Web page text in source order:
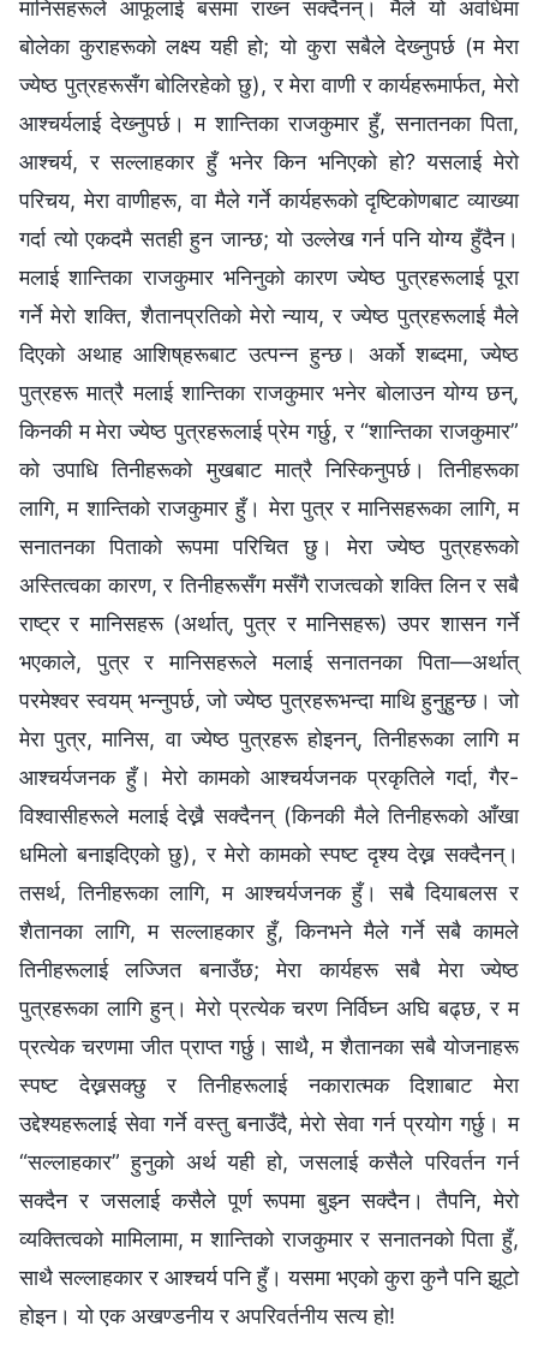
मानिसहरूले आफूलाई बसमा राख्‍न सक्दैनन्। मैले यो अवधिमा
बोलेका कुराहरूको लक्ष्य यही हो; यो कुरा सबैले देख्‍नुपर्छ (म मेरा
ज्येष्ठ पुत्रहरूसँग बोलिरहेको छु), र मेरा वाणी र कार्यहरूमार्फत, मेरो
आश्‍चर्यलाई देख्‍नुपर्छ। म शान्तिका राजकुमार हुँ, सनातनका पिता,
आश्‍चर्य, र सल्लाहकार हुँ भनेर किन भनिएको हो? यसलाई मेरो
परिचय, मेरा वाणीहरू, वा मैले गर्ने कार्यहरूको दृष्टिकोणबाट व्याख्या
गर्दा त्यो एकदमै सतही हुन जान्छ; यो उल्लेख गर्न पनि योग्य हुँदैन।
मलाई शान्तिका राजकुमार भनिनुको कारण ज्येष्ठ पुत्रहरूलाई पूरा
गर्ने मेरो शक्ति, शैतानप्रतिको मेरो न्याय, र ज्येष्ठ पुत्रहरूलाई मैले
दिएको अथाह आशिष्‌हरूबाट उत्पन्न हुन्छ। अर्को शब्दमा, ज्येष्ठ
पुत्रहरू मात्रै मलाई शान्तिका राजकुमार भनेर बोलाउन योग्य छन्,
किनकी म मेरा ज्येष्ठ पुत्रहरूलाई प्रेम गर्छु, र “शान्तिका राजकुमार”
को उपाधि तिनीहरूको मुखबाट मात्रै निस्किनुपर्छ। तिनीहरूका
लागि, म शान्तिको राजकुमार हुँ। मेरा पुत्र र मानिसहरूका लागि, म
सनातनका पिताको रूपमा परिचित छु। मेरा ज्येष्ठ पुत्रहरूको
अस्तित्वका कारण, र तिनीहरूसँग मसँगै राजत्वको शक्ति लिन र सबै
राष्ट्र र मानिसहरू (अर्थात्, पुत्र र मानिसहरू) उपर शासन गर्ने
भएकाले, पुत्र र मानिसहरूले मलाई सनातनका पिता—अर्थात्
परमेश्‍वर स्वयम् भन्नुपर्छ, जो ज्येष्ठ पुत्रहरूभन्दा माथि हुनुहुन्छ। जो
मेरा पुत्र, मानिस, वा ज्येष्ठ पुत्रहरू होइनन्, तिनीहरूका लागि म
आश्‍चर्यजनक हुँ। मेरो कामको आश्‍चर्यजनक प्रकृतिले गर्दा, गैर-
विश्‍वासीहरूले मलाई देख्नै सक्दैनन् (किनकी मैले तिनीहरूको आँखा
धमिलो बनाइदिएको छु), र मेरो कामको स्पष्ट दृश्य देख्न सक्दैनन्।
तसर्थ, तिनीहरूका लागि, म आश्‍चर्यजनक हुँ। सबै दियाबलस र
शैतानका लागि, म सल्लाहकार हुँ, किनभने मैले गर्ने सबै कामले
तिनीहरूलाई लज्जित बनाउँछ; मेरा कार्यहरू सबै मेरा ज्येष्ठ
पुत्रहरूका लागि हुन्। मेरो प्रत्येक चरण निर्विघ्न अघि बढ्छ, र म
प्रत्येक चरणमा जीत प्राप्त गर्छु। साथै, म शैतानका सबै योजनाहरू
स्पष्ट देख्नसक्छु र तिनीहरूलाई नकारात्मक दिशाबाट मेरा
उद्देश्यहरूलाई सेवा गर्ने वस्तु बनाउँदै, मेरो सेवा गर्न प्रयोग गर्छु। म
“सल्लाहकार” हुनुको अर्थ यही हो, जसलाई कसैले परिवर्तन गर्न
सक्दैन र जसलाई कसैले पूर्ण रूपमा बुझ्न सक्दैन। तैपनि, मेरो
व्यक्तित्वको मामिलामा, म शान्तिको राजकुमार र सनातनको पिता हुँ,
साथै सल्लाहकार र आश्‍चर्य पनि हुँ। यसमा भएको कुरा कुनै पनि झूटो
होइन। यो एक अखण्डनीय र अपरिवर्तनीय सत्य हो!